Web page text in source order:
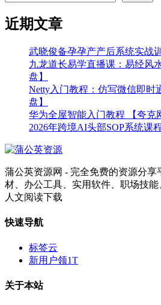
近期文章
武晓俊备孕孕产产后系统实战
九龙道长易学直播课：易经风
盘】
Netty入门教程：仿写微信即时
盘】
华为全屋智能入门教程 【夸克
2026年跨境AI头部SOP系统课
蒲公英资源网 - 完全免费的资源分享
材、办公工具、实用软件、职场技能
人文阅读下载
快速导航
标签云
新用户领1T
关于本站